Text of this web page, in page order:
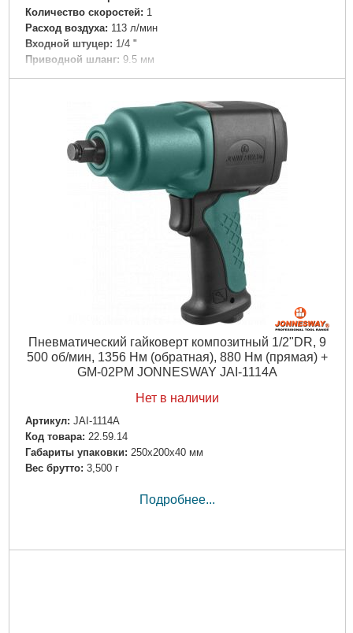
Количество скоростей: 1
Расход воздуха: 113 л/мин
Входной штуцер: 1/4 "
Приводной шланг: 9.5 мм
Тип патрона: ключевой
Источник питания: пневмо (компрессор)
Габариты упаковки:
245x170x45 мм
Вес брутто:
1,294 г
Подробнее...
Пневматический гайковерт композитный 1/2"DR, 9
500 об/мин, 1356 Нм (обратная), 880 Нм (прямая) +
GM-02PM JONNESWAY JAI-1114A
Нет в наличии
Артикул: JAI-1114A
Код товара: 22.59.14
Габариты упаковки: 250x200x40 мм
Вес брутто: 3,500 г
Подробнее...